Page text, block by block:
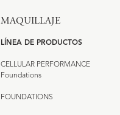
MAQUILLAJE
LÍNEA DE PRODUCTOS
CELLULAR PERFORMANCE
Foundations
FOUNDATIONS